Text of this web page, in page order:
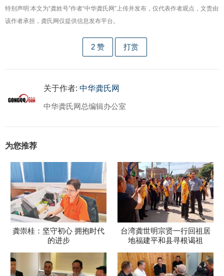
特别声明:本文为“龚姓号”作者“中华龚氏网”上传并发布，仅代表作者观点，文责由
该作者承担，龚氏网仅提供信息发布平台。
2 赞 打赏
关于作者: 中华龚氏网
中华龚氏网总编辑办公室
为您推荐
龚崇桂：坚守初心 拥抱时代
的进步
台湾龚世明宗贤一行回祖居
地福建平和县寻根谒祖